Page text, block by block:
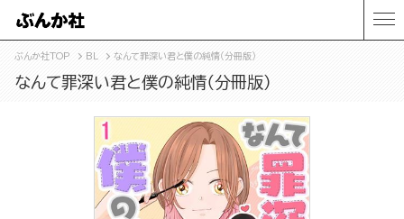
ぶんか社TOP BL なんて罪深い君と僕の純情（分冊版）
なんて罪深い君と僕の純情（分冊版）